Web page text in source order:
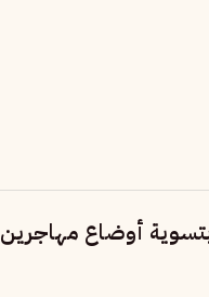
أوضاع مهاجرين